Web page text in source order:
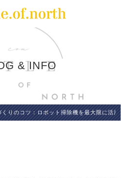
& INFO
くりのコツ：ロボット掃除機を最大限に活用す